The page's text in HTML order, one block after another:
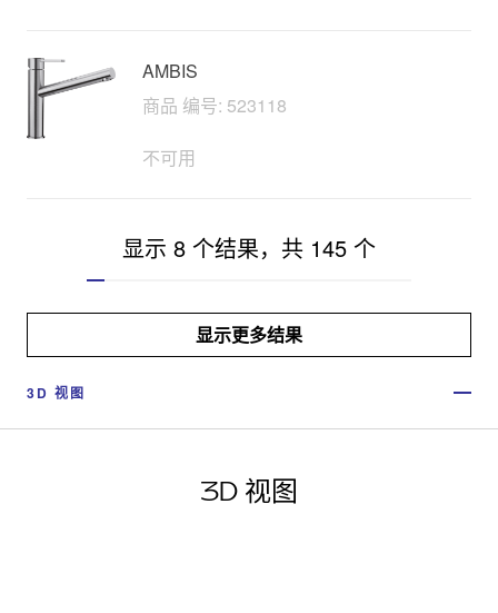
AMBIS
商品 编号: 523118
不可用
显示 8 个结果，共 145 个
显示更多结果
3D 视图
3D 视图